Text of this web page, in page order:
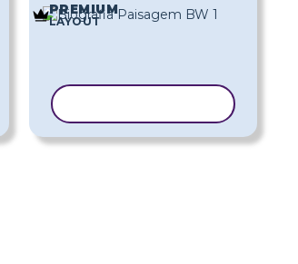
PREMIUM
LAYOUT